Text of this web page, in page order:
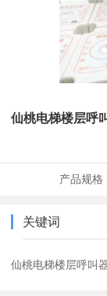
仙桃电梯楼层呼
产品规格
关键词
仙桃电梯楼层呼叫